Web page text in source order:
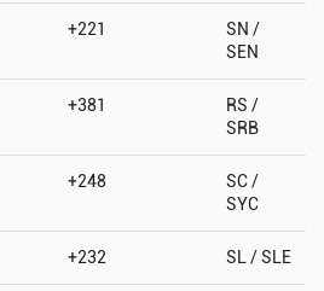
+221
SN /
SEN
+381
RS /
SRB
+248
SC /
SYC
+232 SL / SLE